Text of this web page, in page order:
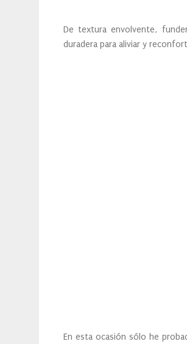
De textura envolvente,
duradera para aliviar y
En esta ocasión sólo he